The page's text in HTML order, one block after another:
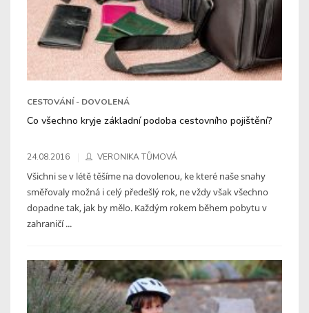
CESTOVÁNÍ - DOVOLENÁ
Co všechno kryje základní podoba cestovního pojištění?
24.08.2016 VERONIKA TŮMOVÁ
Všichni se v létě těšíme na dovolenou, ke které naše snahy
směřovaly možná i celý předešlý rok, ne vždy však všechno
dopadne tak, jak by mělo. Každým rokem během pobytu v
zahraničí ...